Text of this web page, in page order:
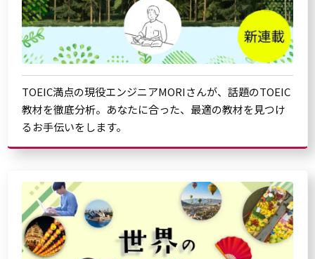
TOEIC満点の現役エンジニアMORIさんが、話題のTOEIC
教材を徹底分析。あなたに合った、最適の教材を見つけ
るお手伝いをします。